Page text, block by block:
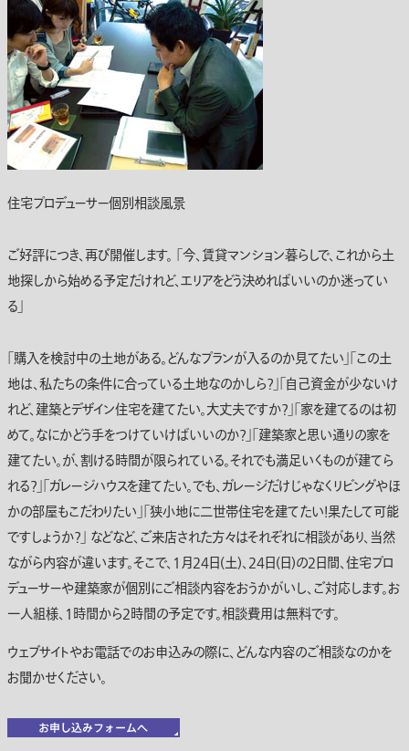
住宅プロデューサー個別相談風景
ご好評につき、再び開催します。 ｢今、賃貸マンション暮らしで、これから土
地探しから始める予定だけれど、エリアをどう決めればいいのか迷ってい
る」
｢購入を検討中の土地がある。どんなプランが入るのか見てたい」｢この土
地は、私たちの条件に合っている土地なのかしら？｣｢自己資金が少ないけ
れど、建築とデザイン住宅を建てたい。大丈夫ですか？｣｢家を建てるのは初
めて。なにかどう手をつけていけばいいのか？｣｢建築家と思い通りの家を
建てたい。が、割ける時間が限られている。それでも満足いくものが建てら
れる？｣｢ガレージハウスを建てたい。でも、ガレージだけじゃなくリビングやほ
かの部屋もこだわりたい｣｢狭小地に二世帯住宅を建てたい！果たして可能
ですしょうか？｣ などなど、ご来店された方々はそれぞれに相談があり、当然
ながら内容が違います。そこで、1月24日(土)、24日(日)の2日間、住宅プロ
デューサーや建築家が個別にご相談内容をおうかがいし、ご対応します。お
一人組様、1時間から2時間の予定です。相談費用は無料です。
ウェブサイトやお電話でのお申込みの際に、どんな内容のご相談なのかを
お聞かせください。